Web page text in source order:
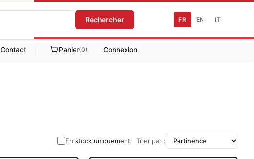
Rechercher FR EN IT
Contact Panier(0) Connexion
En stock uniquement Trier par :